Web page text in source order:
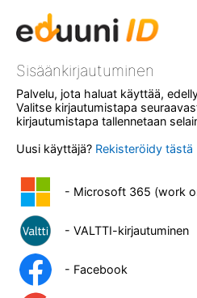
Sisäänkirjautuminen
Palvelu, jota haluat käyttää,
Valitse kirjautumistapa
kirjautumistapa tallennetaan
Uusi käyttäjä? Rekisteröidy tästä
- Microsoft 365 (work
- VALTTI-kirjautuminen
- Facebook